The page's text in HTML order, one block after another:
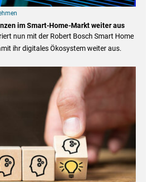
im Smart-Home-Markt weiter aus
nun mit der Robert Bosch Smart Home
ihr digitales Ökosystem weiter aus.